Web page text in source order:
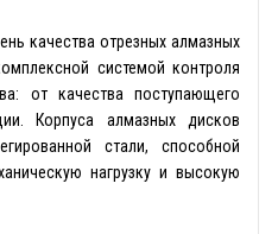
качества отрезных алмазных
системой контроля
от качества поступающего
Корпуса алмазных дисков
стали, способной
нагрузку и высокую